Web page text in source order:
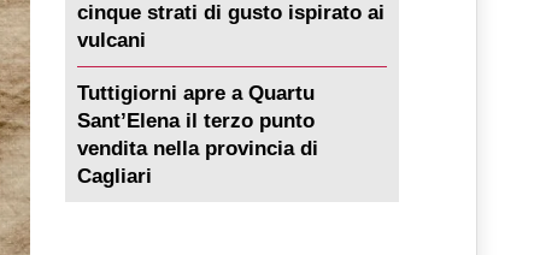
cinque strati di gusto ispirato ai
vulcani
Tuttigiorni apre a Quartu
Sant’Elena il terzo punto
vendita nella provincia di
Cagliari